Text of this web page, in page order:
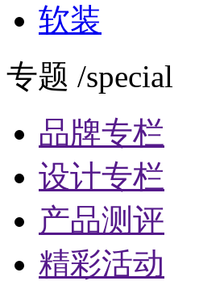
软装
专题 /special
品牌专栏
设计专栏
产品测评
精彩活动